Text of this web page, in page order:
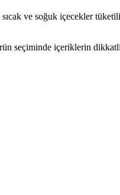
ve soğuk içecekler
seçiminde içeriklerin